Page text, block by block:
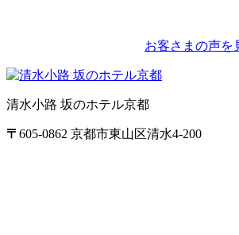
お客さまの声を
清水小路 坂のホテル京都
〒 605-0862 京都市東山区清水4-200